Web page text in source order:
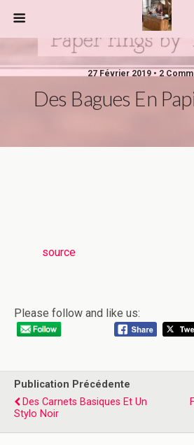
27 Février 2019 • 2
Des Bagues En
source
Please follow and like us:
Publication Précédente
Des Carnets Basiques Et Un
Stylo Noir